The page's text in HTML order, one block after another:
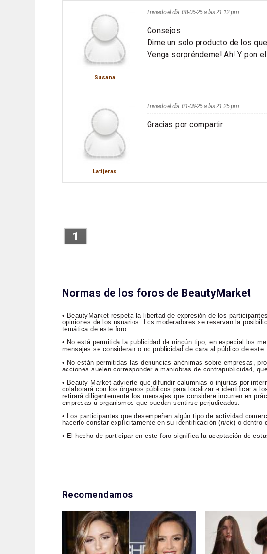
Susana
Enviado el día: 08-06-26 a las 21:12 pm
Consejos
Dime un solo producto de los
Venga sorpréndeme! Ah! Y pon
Latijeras
Enviado el día: 01-08-26 a las 21:25 pm
Gracias por compartir
1
Normas de los foros de BeautyMarket
• BeautyMarket respeta la libertad de expresión de los
opiniones de los usuarios. Los moderadores se reservan la
temática de este foro.
• No está permitida la publicidad de ningún tipo, en especial los
mensajes se consideran o no publicidad de cara al público de
• No están permitidas las denuncias anónimas sobre empresas,
acciones suelen corresponder a maniobras de contrapublicidad,
• Beauty Market advierte que difundir calumnias o injurias por
colaborará con los órganos públicos para localizar e identificar a
retirará diligentemente los mensajes que considere incurren en
empresas u organismos que puedan sentirse perjudicados.
• Los participantes que desempeñen algún tipo de actividad
hacerlo constar explícitamente en su identificación (nick) o dentro
• El hecho de participar en este foro significa la aceptación de
Recomendamos